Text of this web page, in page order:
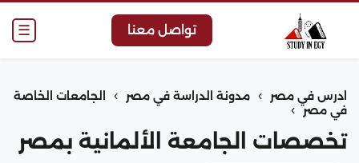
☰ تواصل معنا
ادرس في مصر › مدونة الدراسة في مصر ›
الجامعات الخاصة
في مصر
›
تخصصات الجامعة الألمانية بمصر